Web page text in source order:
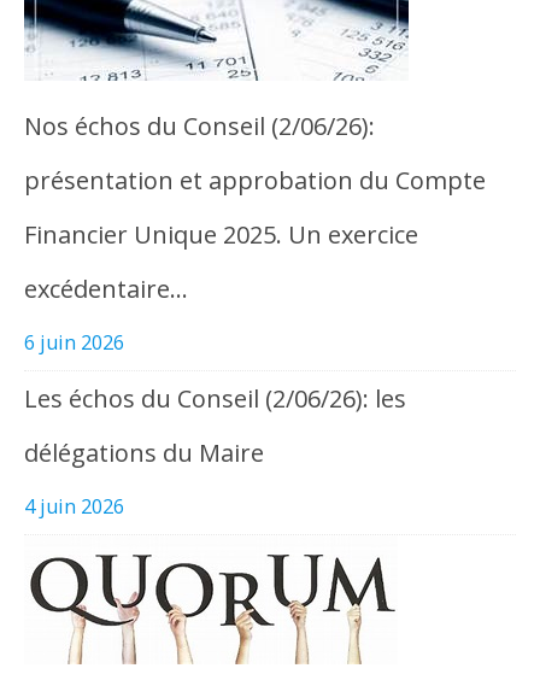
Nos échos du Conseil (2/06/26):
présentation et approbation du Compte
Financier Unique 2025. Un exercice
excédentaire…
6 juin 2026
Les échos du Conseil (2/06/26): les
délégations du Maire
4 juin 2026